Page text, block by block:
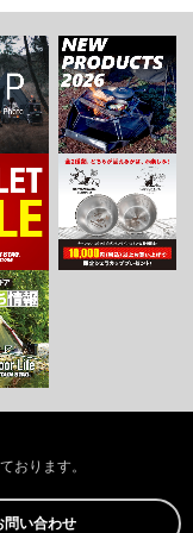
おります。
問い合わせ